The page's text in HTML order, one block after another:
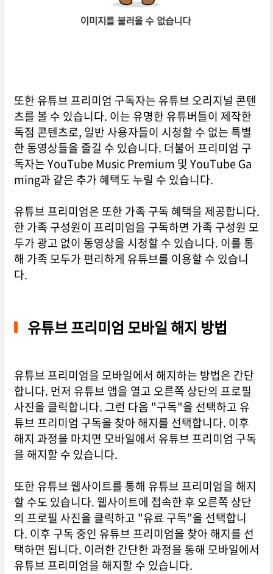
또한 유튜브 프리미엄 구독자는 유튜브 오리지널 콘텐
츠를 볼 수 있습니다. 이는 유명한 유튜버들이 제작한
독점 콘텐츠로, 일반 사용자들이 시청할 수 없는 특별
한 동영상들을 즐길 수 있습니다. 더불어 프리미엄 구
독자는 YouTube Music Premium 및 YouTube Ga
ming과 같은 추가 혜택도 누릴 수 있습니다.
유튜브 프리미엄은 또한 가족 구독 혜택을 제공합니다.
한 가족 구성원이 프리미엄을 구독하면 가족 구성원 모
두가 광고 없이 동영상을 시청할 수 있습니다. 이를 통
해 가족 모두가 편리하게 유튜브를 이용할 수 있습니
다.
유튜브 프리미엄 모바일 해지 방법
유튜브 프리미엄을 모바일에서 해지하는 방법은 간단
합니다. 먼저 유튜브 앱을 열고 오른쪽 상단의 프로필
사진을 클릭합니다. 그런 다음 "구독"을 선택하고 유
튜브 프리미엄 구독을 찾아 해지를 선택합니다. 이후
해지 과정을 마치면 모바일에서 유튜브 프리미엄 구독
을 해지할 수 있습니다.
또한 유튜브 웹사이트를 통해 유튜브 프리미엄을 해지
할 수도 있습니다. 웹사이트에 접속한 후 오른쪽 상단
의 프로필 사진을 클릭하고 "유료 구독"을 선택합니
다. 이후 구독 중인 유튜브 프리미엄을 찾아 해지를 선
택하면 됩니다. 이러한 간단한 과정을 통해 모바일에서
유튜브 프리미엄을 해지할 수 있습니다.